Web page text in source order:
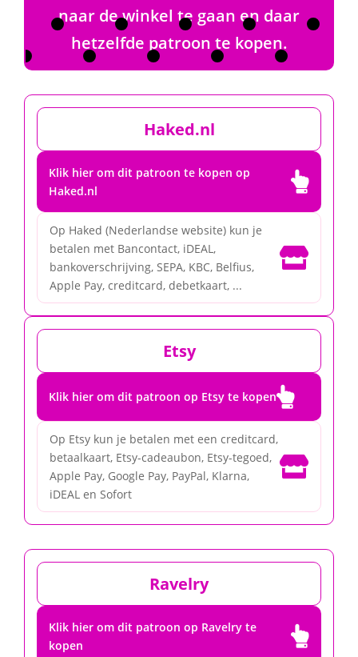
naar de winkel te gaan en daar
hetzelfde patroon te kopen.
Haked.nl
Klik hier om dit patroon te kopen op
Haked.nl

Op Haked (Nederlandse website) kun je
betalen met Bancontact, iDEAL,
bankoverschrijving, SEPA, KBC, Belfius,
Apple Pay, creditcard, debetkaart, ...

Etsy
Klik hier om dit patroon op Etsy te kopen
Op Etsy kun je betalen met een creditcard,
betaalkaart, Etsy-cadeaubon, Etsy-tegoed,
Apple Pay, Google Pay, PayPal, Klarna,
iDEAL en Sofort

Ravelry
Klik hier om dit patroon op Ravelry te
kopen
